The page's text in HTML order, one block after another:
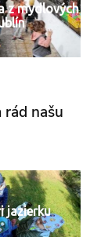
z mydlových
našu
jazierku